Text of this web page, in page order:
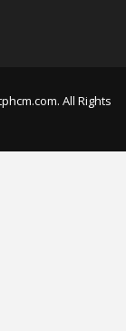
. All Rights